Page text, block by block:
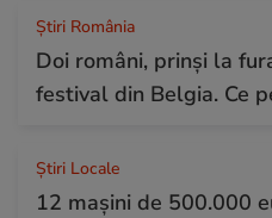
Știri România
Doi români, prinși la
festival din Belgia. Ce
Știri Locale
12 mașini de 500.000